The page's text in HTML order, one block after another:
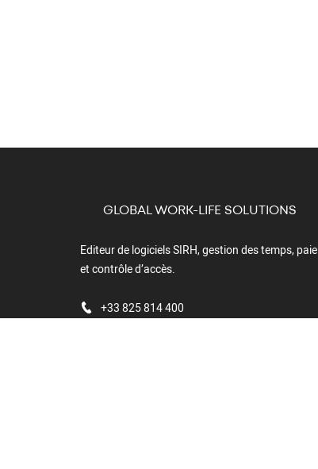
GLOBAL WORK-LIFE SOLUTIONS
Editeur de logiciels SIRH, gestion des temps, paie
et contrôle d’accès.
+33 825 814 400